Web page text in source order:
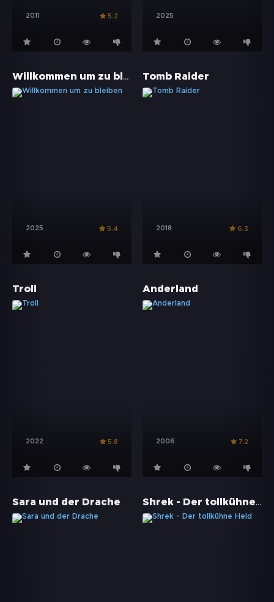
2011 5.2 2025
Willkommen um zu bleiben
2025 5.4
Tomb Raider
2018 6.3
Troll
2022 5.8
Anderland
2006 7.2
Sara und der Drache Shrek - Der tollkühne Held